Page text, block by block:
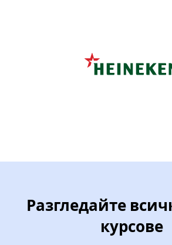
Разгледайте
курсове